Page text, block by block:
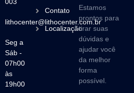
lithocenter@lithocenter.com.br
Seg a
Sáb -
07h00
às
19h00
Contato
Localização
Estamos
prontos para
tirar suas
dúvidas e
ajudar você
da melhor
forma
possível.